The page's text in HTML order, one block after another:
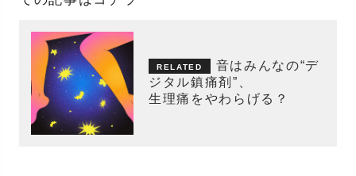
音はみんなの“デ
ジタル鎮痛剤”、
生理痛をやわらげる？